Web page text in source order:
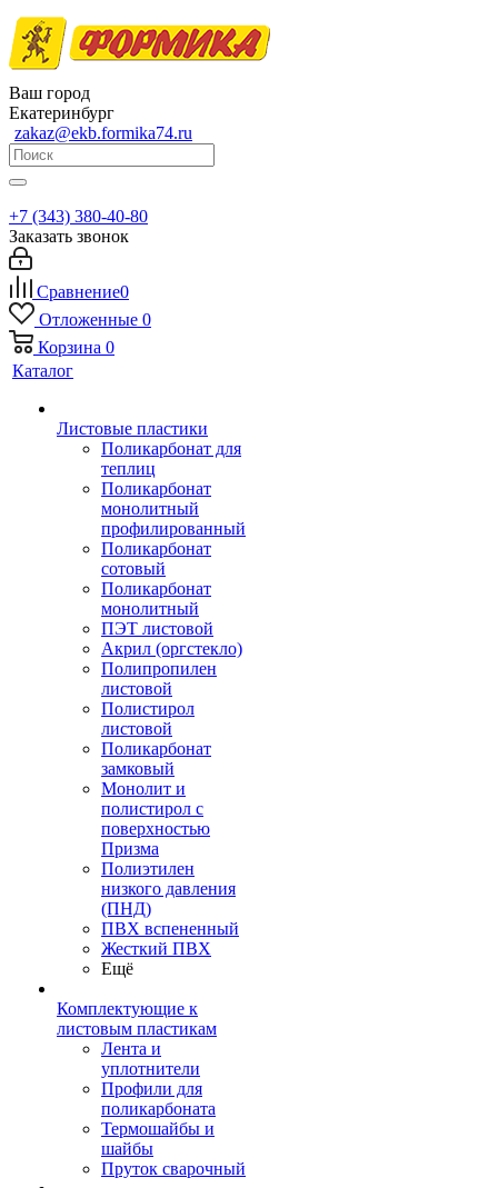
Ваш город
Екатеринбург
zakaz@ekb.formika74.ru
+7 (343) 380-40-80
Заказать звонок
Сравнение0
Отложенные 0
Корзина 0
Каталог
Листовые пластики
Поликарбонат для
теплиц
Поликарбонат
монолитный
профилированный
Поликарбонат
сотовый
Поликарбонат
монолитный
ПЭТ листовой
Акрил (оргстекло)
Полипропилен
листовой
Полистирол
листовой
Поликарбонат
замковый
Монолит и
полистирол с
поверхностью
Призма
Полиэтилен
низкого давления
(ПНД)
ПВХ вспененный
Жесткий ПВХ
Ещё
Комплектующие к
листовым пластикам
Лента и
уплотнители
Профили для
поликарбоната
Термошайбы и
шайбы
Пруток сварочный